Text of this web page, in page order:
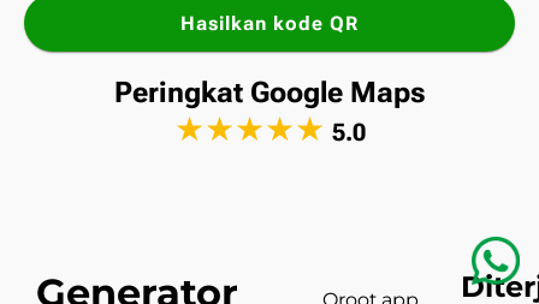
Hasilkan kode QR
Peringkat Google Maps
★★★★★ 5.0
Generator